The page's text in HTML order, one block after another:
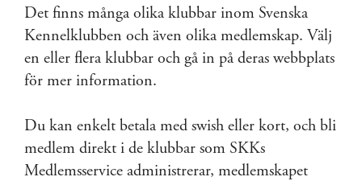
Det finns många olika klubbar inom Svenska
Kennelklubben och även olika medlemskap. Välj
en eller flera klubbar och gå in på deras webbplats
för mer information.
Du kan enkelt betala med swish eller kort, och bli
medlem direkt i de klubbar som SKKs
Medlemsservice administrerar, medlemskapet